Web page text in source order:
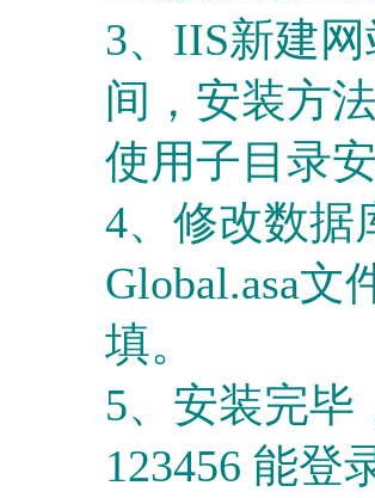
3、IIS新建
间，安装方
使用子目录安
4、修改数据
Global.asa
填。
5、安装完毕
123456 能登